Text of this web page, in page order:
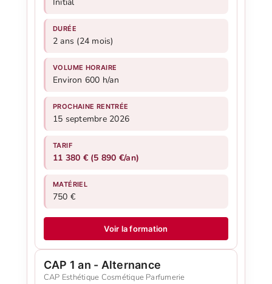
DURÉE
2 ans (24 mois)
VOLUME HORAIRE
Environ 600 h/an
PROCHAINE RENTRÉE
15 septembre 2026
TARIF
11 380 € (5 890 €/an)
MATÉRIEL
750 €
Voir la formation
CAP 1 an - Alternance
CAP Esthétique Cosmétique Parfumerie